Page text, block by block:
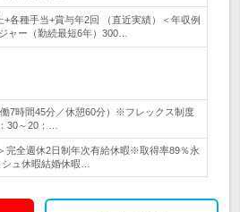
+各種手当+賞与年2回 （直近実績）＜年収例
ャー（勤続最短6年）300…
7時間45分／休憩60分）※フレックス制度
30～20：…
完全週休2日制年次有給休暇※取得率89％永
ュ休暇結婚休暇…